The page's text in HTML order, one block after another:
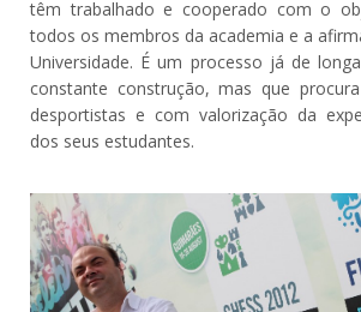
têm trabalhado e cooperado com o
todos os membros da academia e a
Universidade. É um processo já de
constante construção, mas que
desportistas e com valorização da
dos seus estudantes.